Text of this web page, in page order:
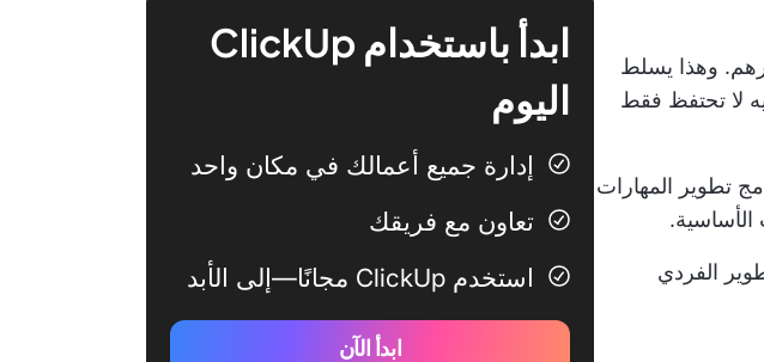
وهذا يسلط
لا تحتفظ فقط
تطوير المهارات
الفردي
ابدأ باستخدام ClickUp
اليوم
إدارة جميع أعمالك في مكان واحد
تعاون مع فريقك
استخدم ClickUp مجانًا—إلى الأبد
ابدأ الآن